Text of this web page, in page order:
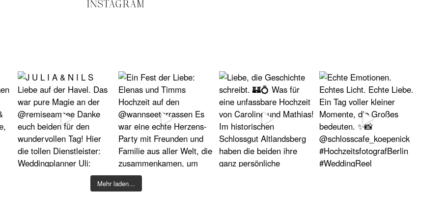
INSTAGRAM
Mehr laden…